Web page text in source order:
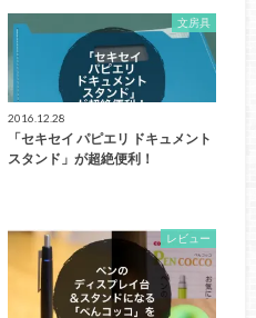
文房具
2016.12.28
「セキセイ パピエリ ドキュメント
スタンド」が超絶便利！
レビュー